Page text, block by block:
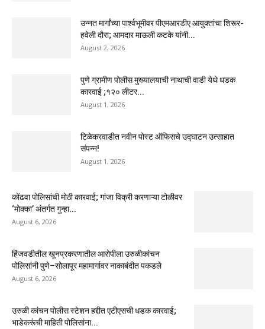
उन्नत मार्गांच्या पार्श्वभूमीवर पीएमआरडीए आयुक्तांचा शिरूर-
हवेली दौरा; आमदार माऊली कटके यांनी...
August 2, 2026
पुणे ग्रामीण पोलीस मुख्यालयाची नाथाची वाडी येथे धडक
कारवाई ;१२० लीटर...
August 1, 2026
टिळेकरवाडीत नवीन पोस्ट ऑफिसचे उद्घाटन उत्साहात
संपन्न!
August 1, 2026
कोंढवा पोलिसांची मोठी कारवाई; गांजा विक्री करणाऱ्या टोळीवर
‘मोक्का’ अंतर्गत गुन्हा...
August 6, 2026
हिंजवडीतील खूनप्रकरणातील आरोपीला उरुळीकांचन
पोलिसांनी पुणे–सोलापूर महामार्गावर नाकाबंदीत पकडले
August 6, 2026
उरुळी कांचन पोलीस स्टेशन हद्दीत एटीएसची धडक कारवाई;
भाडेकरूंची माहिती पोलिसांना...